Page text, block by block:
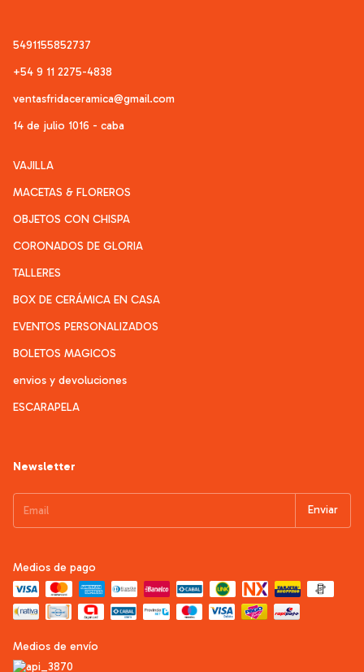
5491155852737
+54 9 11 2275-4838
ventasfridaceramica@gmail.com
14 de julio 1016 - caba
VAJILLA
MACETAS & FLOREROS
OBJETOS CON CHISPA
CORONADOS DE GLORIA
TALLERES
BOX DE CERÁMICA EN CASA
EVENTOS PERSONALIZADOS
BOLETOS MAGICOS
envios y devoluciones
ESCARAPELA
Newsletter
Medios de pago
Medios de envío